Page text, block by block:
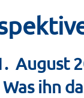
August
ihn